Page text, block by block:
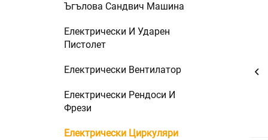
Ъгълова Сандвич Машина
Електрически И Ударен
Пистолет
Електрически Вентилатор
Електрически Рендоси И
Фрези
Електрически Циркуляри